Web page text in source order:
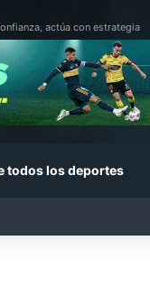
actúa con estrategia
todos los deportes